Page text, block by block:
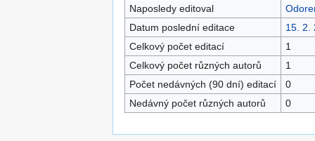
Naposledy editoval
Datum poslední editace
15. 2.
Celkový počet editací
1
Celkový počet různých autorů
1
Počet nedávných (90 dní) editací
0
Nedávný počet různých autorů
0